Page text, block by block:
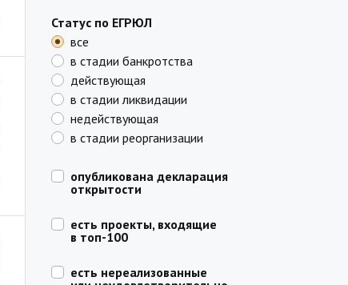
Статус по ЕГРЮЛ
все
в стадии банкротства
действующая
в стадии ликвидации
недействующая
в стадии реорганизации
опубликована декларация
открытости
есть проекты, входящие
в топ-100
есть нереализованные